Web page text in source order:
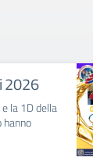
2026
la 1D della
hanno